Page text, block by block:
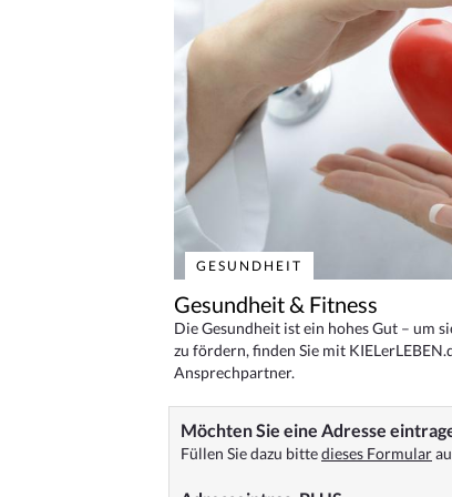
GESUNDHEIT
Gesundheit & Fitness
Die Gesundheit ist ein hohes Gut – um
zu fördern, finden Sie mit
Ansprechpartner.
Möchten Sie eine Adresse
Füllen Sie dazu bittedieses Formular